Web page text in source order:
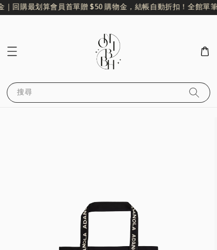
回購最划算會員首單贈 $50 購物金，結帳自動折扣！ 全館單筆
搜尋